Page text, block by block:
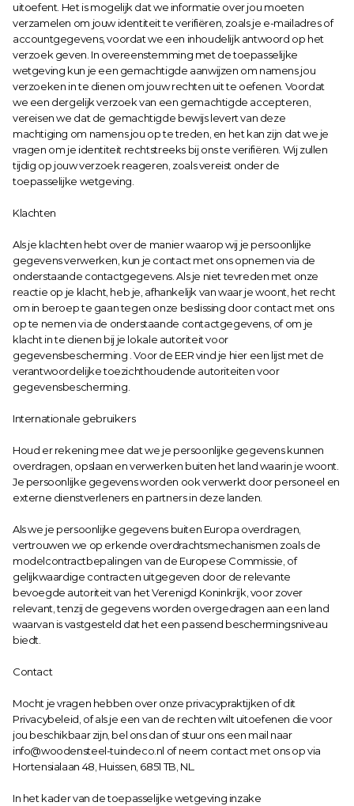
uitoefent. Het is mogelijk dat we informatie over jou moeten
verzamelen om jouw identiteit te verifiëren, zoals je e-mailadres of
accountgegevens, voordat we een inhoudelijk antwoord op het
verzoek geven. In overeenstemming met de toepasselijke
wetgeving kun je een gemachtigde aanwijzen om namens jou
verzoeken in te dienen om jouw rechten uit te oefenen. Voordat
we een dergelijk verzoek van een gemachtigde accepteren,
vereisen we dat de gemachtigde bewijs levert van deze
machtiging om namens jou op te treden, en het kan zijn dat we je
vragen om je identiteit rechtstreeks bij ons te verifiëren. Wij zullen
tijdig op jouw verzoek reageren, zoals vereist onder de
toepasselijke wetgeving.
Klachten
Als je klachten hebt over de manier waarop wij je persoonlijke
gegevens verwerken, kun je contact met ons opnemen via de
onderstaande contactgegevens. Als je niet tevreden met onze
reactie op je klacht, heb je, afhankelijk van waar je woont, het recht
om in beroep te gaan tegen onze beslissing door contact met ons
op te nemen via de onderstaande contactgegevens, of om je
klacht in te dienen bij je lokale autoriteit voor
gegevensbescherming . Voor de EER vind je hier een lijst met de
verantwoordelijke toezichthoudende autoriteiten voor
gegevensbescherming.
Internationale gebruikers
Houd er rekening mee dat we je persoonlijke gegevens kunnen
overdragen, opslaan en verwerken buiten het land waarin je woont.
Je persoonlijke gegevens worden ook verwerkt door personeel en
externe dienstverleners en partners in deze landen.
Als we je persoonlijke gegevens buiten Europa overdragen,
vertrouwen we op erkende overdrachtsmechanismen zoals de
modelcontractbepalingen van de Europese Commissie, of
gelijkwaardige contracten uitgegeven door de relevante
bevoegde autoriteit van het Verenigd Koninkrijk, voor zover
relevant, tenzij de gegevens worden overgedragen aan een land
waarvan is vastgesteld dat het een passend beschermingsniveau
biedt.
Contact
Mocht je vragen hebben over onze privacypraktijken of dit
Privacybeleid, of als je een van de rechten wilt uitoefenen die voor
jou beschikbaar zijn, bel ons dan of stuur ons een mail naar
info@woodensteel-tuindeco.nl of neem contact met ons op via
Hortensialaan 48, Huissen, 6851 TB, NL.
In het kader van de toepasselijke wetgeving inzake